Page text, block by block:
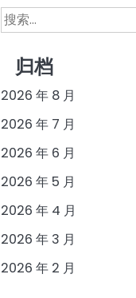
搜
索：
归档
2026 年 8 月
2026 年 7 月
2026 年 6 月
2026 年 5 月
2026 年 4 月
2026 年 3 月
2026 年 2 月